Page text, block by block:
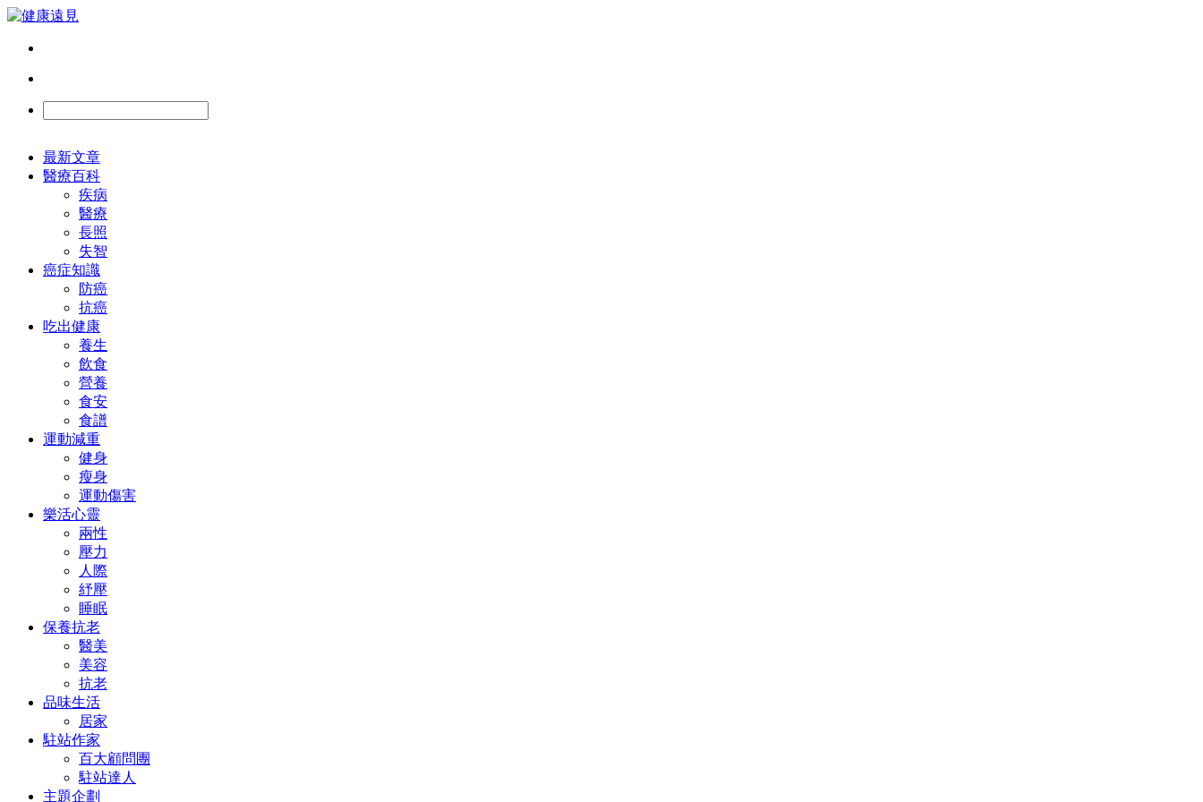
最新文章
醫療百科
疾病
醫療
長照
失智
癌症知識
防癌
抗癌
吃出健康
養生
飲食
營養
食安
食譜
運動減重
健身
瘦身
運動傷害
樂活心靈
兩性
壓力
人際
紓壓
睡眠
保養抗老
醫美
美容
抗老
品味生活
居家
駐站作家
百大顧問團
駐站達人
主題企劃